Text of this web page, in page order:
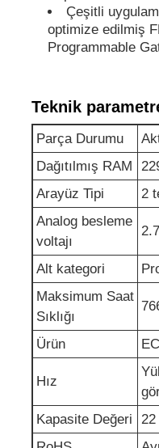
DSP IC Çipi
EEPROM çipi
PSRAM Çip
SRAM çipi
NOR flaş
EPROM IC
UART IC
ADC DAC
Çeşitli
optimize edilmiş
Programmable
Teknik
Parça Durumu
Dağıtılmış RAM
Arayüz Tipi
2
Analog besleme
voltajı
Alt kategori
Maksimum Saat
Sıklığı
Ürün
Hız
Kapasite Değeri